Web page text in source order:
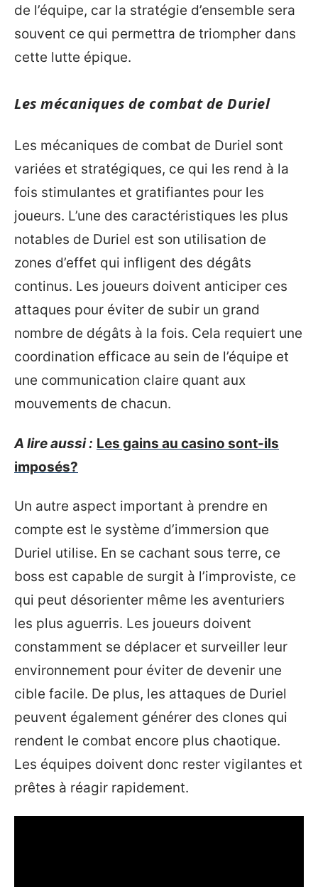
de l’équipe, car la stratégie d’ensemble sera
souvent ce qui permettra de triompher dans
cette lutte épique.
Les mécaniques de combat de Duriel
Les mécaniques de combat de Duriel sont
variées et stratégiques, ce qui les rend à la
fois stimulantes et gratifiantes pour les
joueurs. L’une des caractéristiques les plus
notables de Duriel est son utilisation de
zones d’effet qui infligent des dégâts
continus. Les joueurs doivent anticiper ces
attaques pour éviter de subir un grand
nombre de dégâts à la fois. Cela requiert une
coordination efficace au sein de l’équipe et
une communication claire quant aux
mouvements de chacun.
A lire aussi : Les gains au casino sont-ils
imposés?
Un autre aspect important à prendre en
compte est le système d’immersion que
Duriel utilise. En se cachant sous terre, ce
boss est capable de surgit à l’improviste, ce
qui peut désorienter même les aventuriers
les plus aguerris. Les joueurs doivent
constamment se déplacer et surveiller leur
environnement pour éviter de devenir une
cible facile. De plus, les attaques de Duriel
peuvent également générer des clones qui
rendent le combat encore plus chaotique.
Les équipes doivent donc rester vigilantes et
prêtes à réagir rapidement.